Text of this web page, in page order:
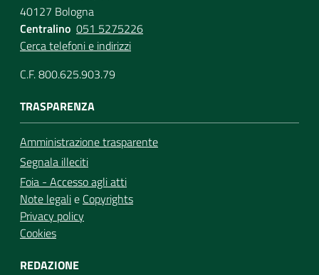
40127 Bologna
Centralino 051 5275226
Cerca telefoni e indirizzi
C.F. 800.625.903.79
TRASPARENZA
Amministrazione trasparente
Segnala illeciti
Foia - Accesso agli atti
Note legalie Copyrights
Privacy policy
Cookies
REDAZIONE